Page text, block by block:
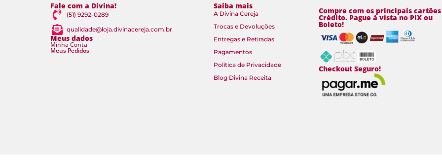
Fale com a Divina!
(51) 9292-0289
qualidade@loja.divinacereja.com.br
Meus dados
Minha Conta
Meus Pedidos
Saiba mais
A Divina Cereja
Trocas e Devoluções
Entregas e Retiradas
Pagamentos
Política de Privacidade
Blog Divina Receita
Compre com os principais cartões
Crédito. Pague à vista no PIX ou
Boleto!
Checkout Seguro!